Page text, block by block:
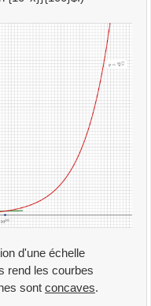
d'une échelle
rend les courbes
sont concaves.